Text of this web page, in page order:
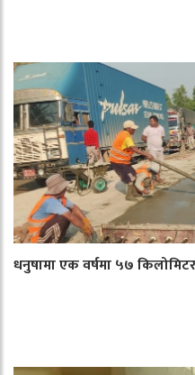
धनुषामा एक वर्षमा ५७